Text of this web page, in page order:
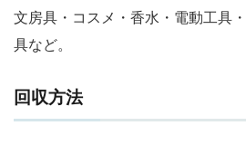
文房具・コスメ・香水・電動工具
具など。
回収方法